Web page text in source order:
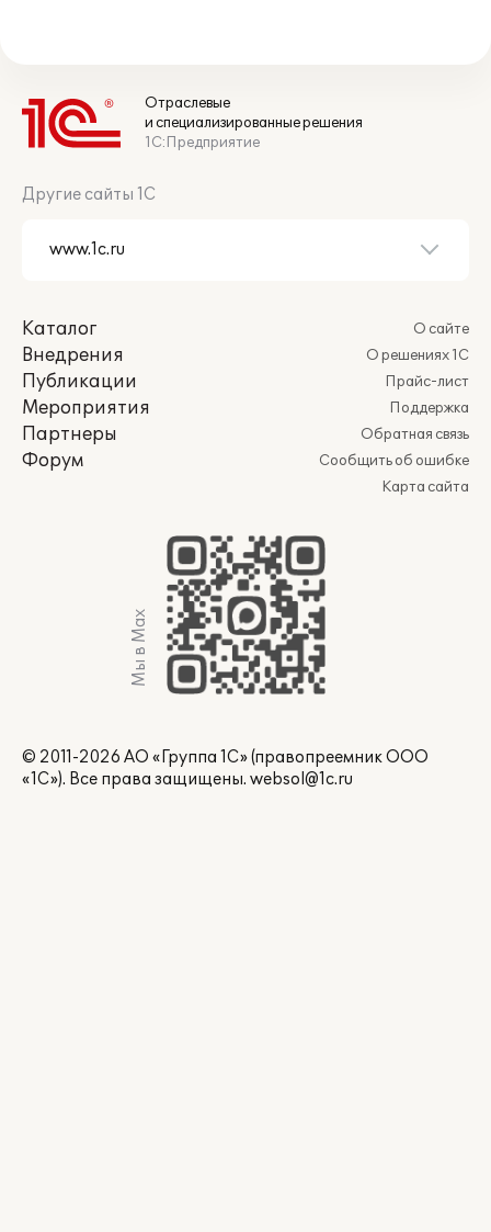
Отраслевые
и специализированные решения
1С:Предприятие
Другие сайты 1С
Каталог
Внедрения
Публикации
Мероприятия
Партнеры
Форум
О сайте
О решениях 1С
Прайс-лист
Поддержка
Обратная связь
Сообщить об ошибке
Карта сайта
Мы в Max
© 2011-2026 АО «Группа 1С» (правопреемник ООО
«1С»). Все права защищены. websol@1c.ru